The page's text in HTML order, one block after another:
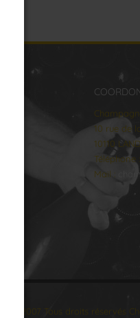
10 rue de
10110
Téléphone
Mail :
© 2007 Tous droits réservés